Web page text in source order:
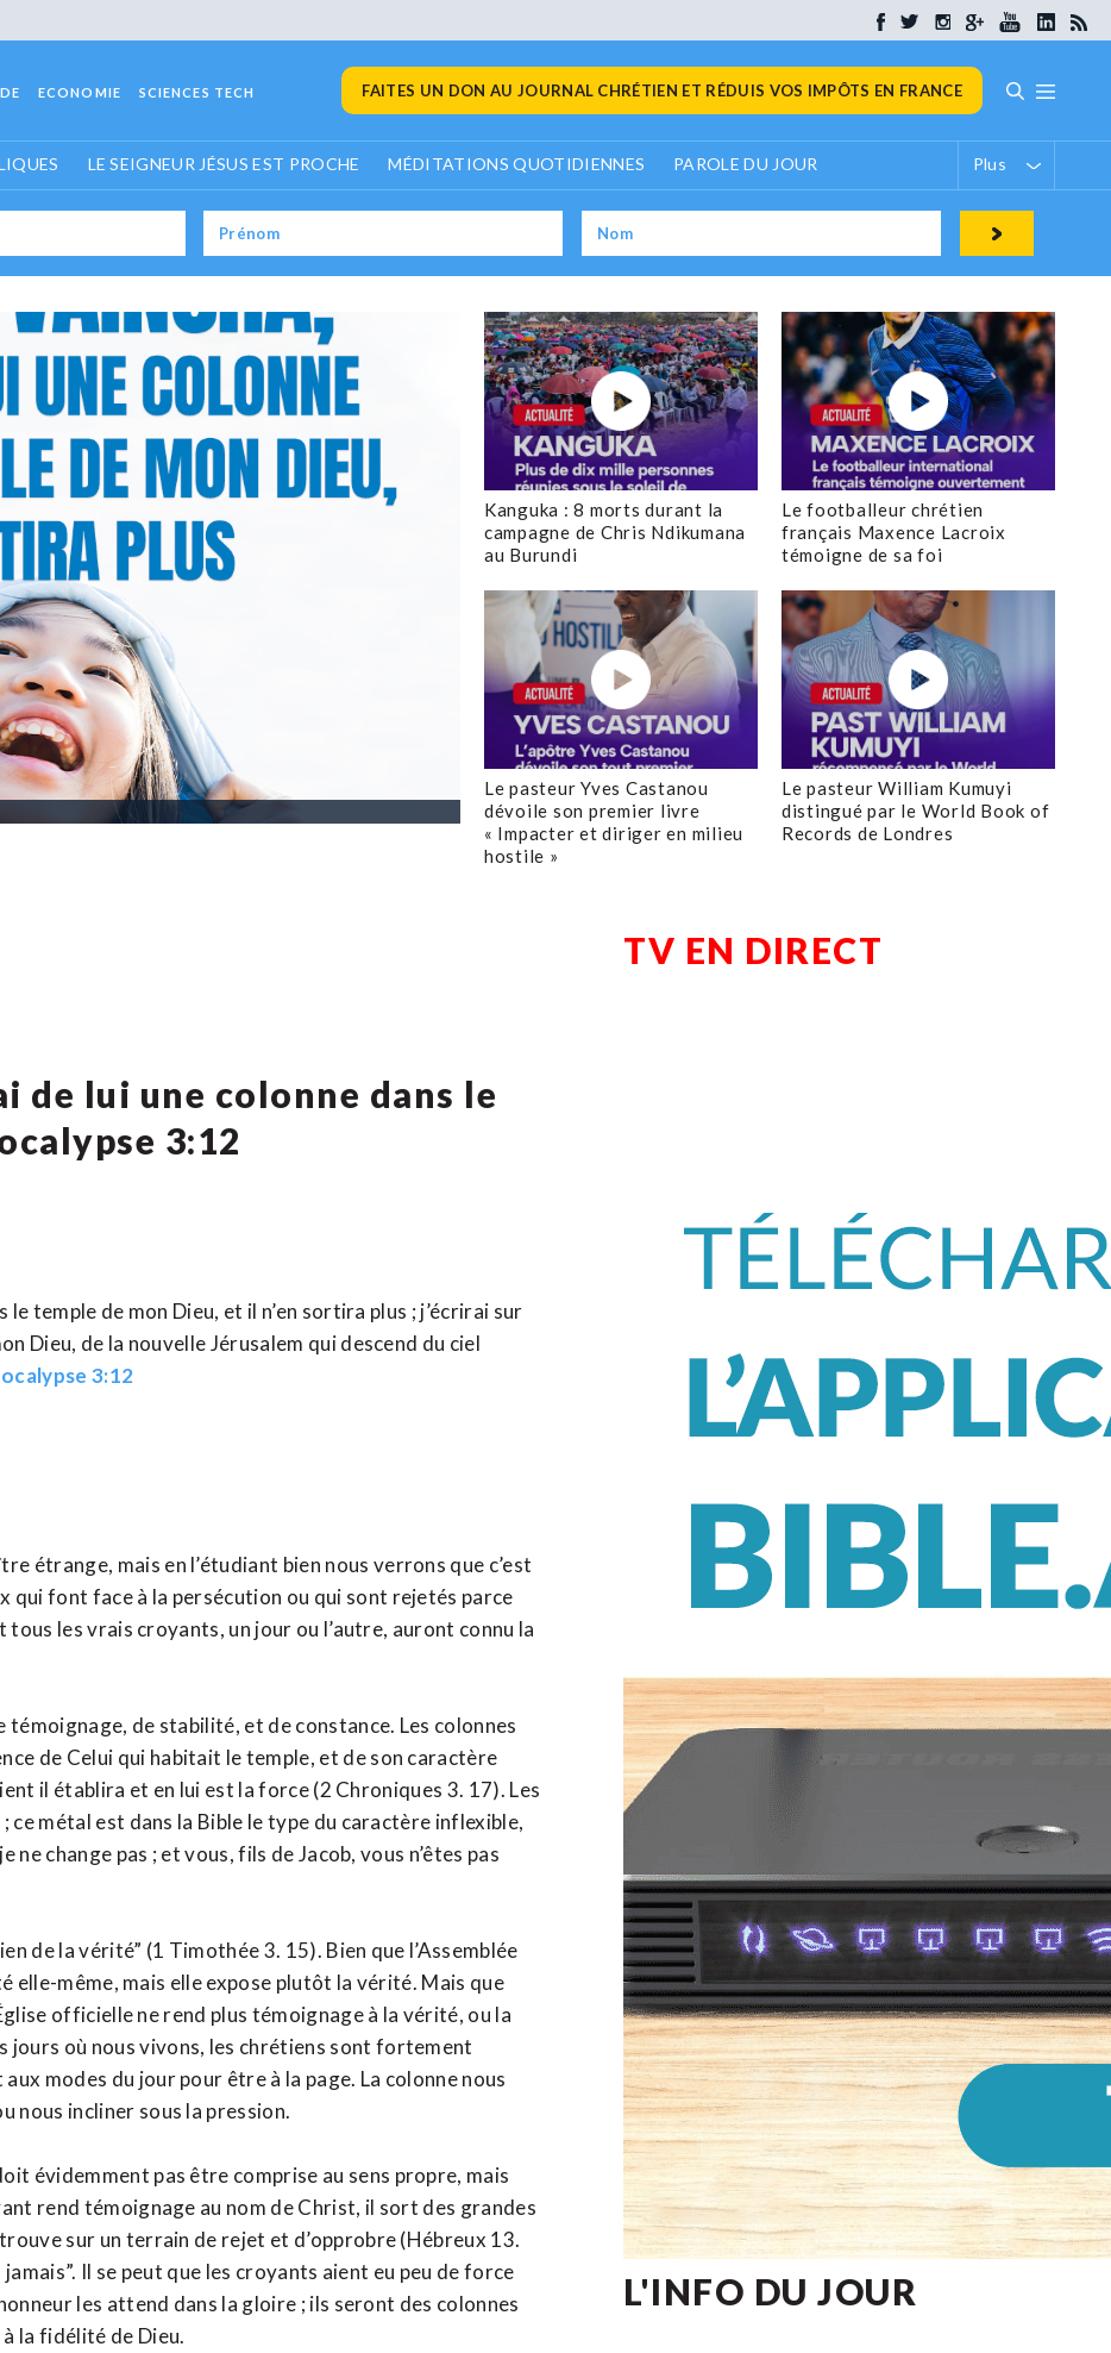
ECONOMIE SCIENCES TECH FAITES UN DON AU JOURNAL CHRÉTIEN ET RÉDUIS VOS IMPÔTS EN FRANCE
LE SEIGNEUR JÉSUS EST PROCHE MÉDITATIONS QUOTIDIENNES PAROLE DU JOUR Plus
Kanguka : 8 morts durant la
campagne de Chris Ndikumana
au Burundi
Le footballeur chrétien
français Maxence Lacroix
témoigne de sa foi
Le pasteur Yves Castanou
dévoile son premier livre
« Impacter et diriger en milieu
hostile »
Le pasteur William Kumuyi
distingué par le World Book of
Records de Londres
de lui une colonne dans le
3:12
temple de mon Dieu, et il n’en sortira plus ; j’écrirai sur
Dieu, de la nouvelle Jérusalem qui descend du ciel
3:12
étrange, mais en l’étudiant bien nous verrons que c’est
qui font face à la persécution ou qui sont rejetés parce
les vrais croyants, un jour ou l’autre, auront connu la
de stabilité, et de constance. Les colonnes
de Celui qui habitait le temple, et de son caractère
il établira et en lui est la force (2 Chroniques 3. 17). Les
métal est dans la Bible le type du caractère inflexible,
ne change pas ; et vous, fils de Jacob, vous n’êtes pas
de la vérité” (1 Timothée 3. 15). Bien que l’Assemblée
elle-même, mais elle expose plutôt la vérité. Mais que
officielle ne rend plus témoignage à la vérité, ou la
jours où nous vivons, les chrétiens sont fortement
modes du jour pour être à la page. La colonne nous
nous incliner sous la pression.
évidemment pas être comprise au sens propre, mais
rend témoignage au nom de Christ, il sort des grandes
sur un terrain de rejet et d’opprobre (Hébreux 13.
Il se peut que les croyants aient eu peu de force
les attend dans la gloire ; ils seront des colonnes
la fidélité de Dieu.
TV EN DIRECT
L'INFO DU JOUR